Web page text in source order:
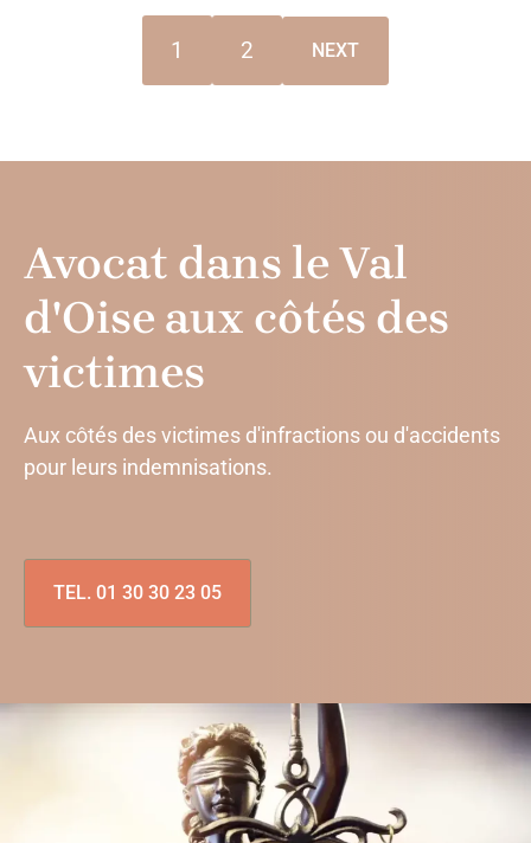
1 2 NEXT
Avocat dans le Val
d'Oise aux côtés des
victimes
Aux côtés des victimes d'infractions ou d'accidents
pour leurs indemnisations.
TEL. 01 30 30 23 05